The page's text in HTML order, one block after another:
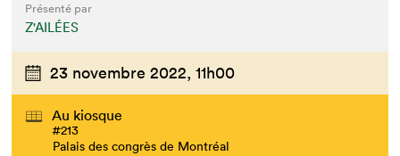
Présenté par
Z'AILÉES
23 novembre 2022, 11h00
Au kiosque
#213
Palais des congrès de Montréal